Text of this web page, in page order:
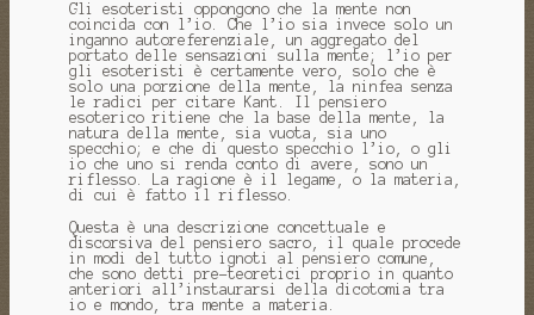
Gli esoteristi oppongono che la mente non
coincida con l’io. Che l’io sia invece solo un
inganno autoreferenziale, un aggregato del
portato delle sensazioni sulla mente; l’io per
gli esoteristi è certamente vero, solo che è
solo una porzione della mente, la ninfea senza
le radici per citare Kant. Il pensiero
esoterico ritiene che la base della mente, la
natura della mente, sia vuota, sia uno
specchio; e che di questo specchio l’io, o gli
io che uno si renda conto di avere, sono un
riflesso. La ragione è il legame, o la materia,
di cui è fatto il riflesso.
Questa è una descrizione concettuale e
discorsiva del pensiero sacro, il quale procede
in modi del tutto ignoti al pensiero comune,
che sono detti pre-teoretici proprio in quanto
anteriori all’instaurarsi della dicotomia tra
io e mondo, tra mente a materia.